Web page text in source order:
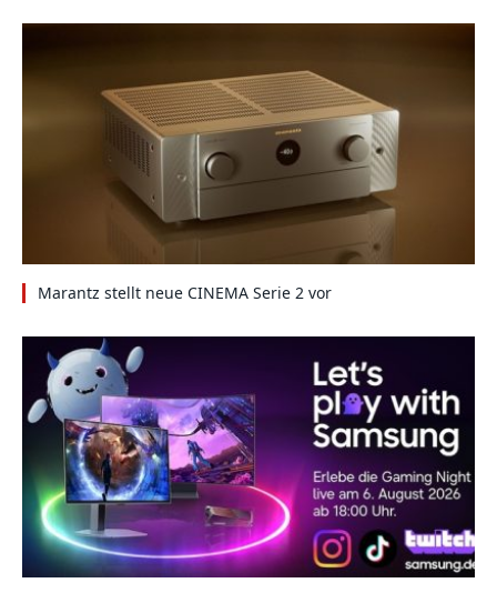
Marantz stellt neue CINEMA Serie 2 vor